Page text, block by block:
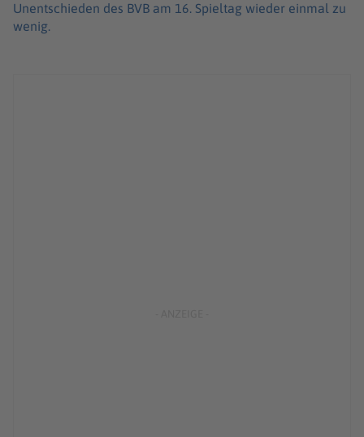
Unentschieden des BVB am 16. Spieltag wieder einmal zu
wenig.